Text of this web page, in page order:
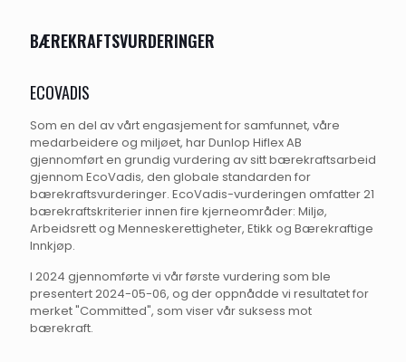
BÆREKRAFTSVURDERINGER
ECOVADIS
Som en del av vårt engasjement for samfunnet, våre
medarbeidere og miljøet, har Dunlop Hiflex AB
gjennomført en grundig vurdering av sitt bærekraftsarbeid
gjennom EcoVadis, den globale standarden for
bærekraftsvurderinger. EcoVadis-vurderingen omfatter 21
bærekraftskriterier innen fire kjerneområder: Miljø,
Arbeidsrett og Menneskerettigheter, Etikk og Bærekraftige
Innkjøp.
I 2024 gjennomførte vi vår første vurdering som ble
presentert 2024-05-06, og der oppnådde vi resultatet for
merket "Committed", som viser vår suksess mot
bærekraft.